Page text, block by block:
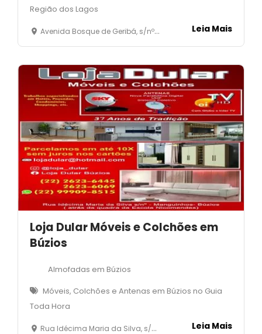
Região dos Lagos
Avenida Bosque de Geribá, s/nº - 01 -quadra 17 - Geribá - Armação dos Búzios Leia Mais
Loja Dular Móveis e Colchões em
Búzios
Almofadas em Búzios
Móveis, Colchões e Antenas em Búzios no Guia
Toda Hora
Rua Idécima Maria da Silva, s/nº- Manguinhos - Armação dos Búzios - RJ Leia Mais